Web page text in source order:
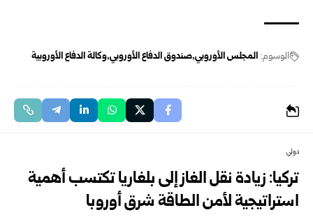
الوسوم: المجلس الأوروبي صندوق الدفاع الأوروبي وكالة الدفاع الأوروبية
دولي
تركيا: زيادة نقل الغاز إلى بلغاريا تكتسب أهمية
استراتيجية لأمن الطاقة شرق أوروبا